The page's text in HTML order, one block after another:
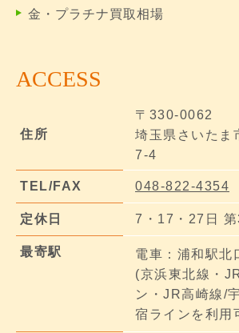
金・プラチナ買取相場
ACCESS
住所
〒330-0062
埼玉県さいたま
7-4
TEL/FAX 048-822-4354
定休日 7・17・27日 第
最寄駅
電車：浦和駅北
(京浜東北線・
ン・JR高崎線/
宿ラインを利用